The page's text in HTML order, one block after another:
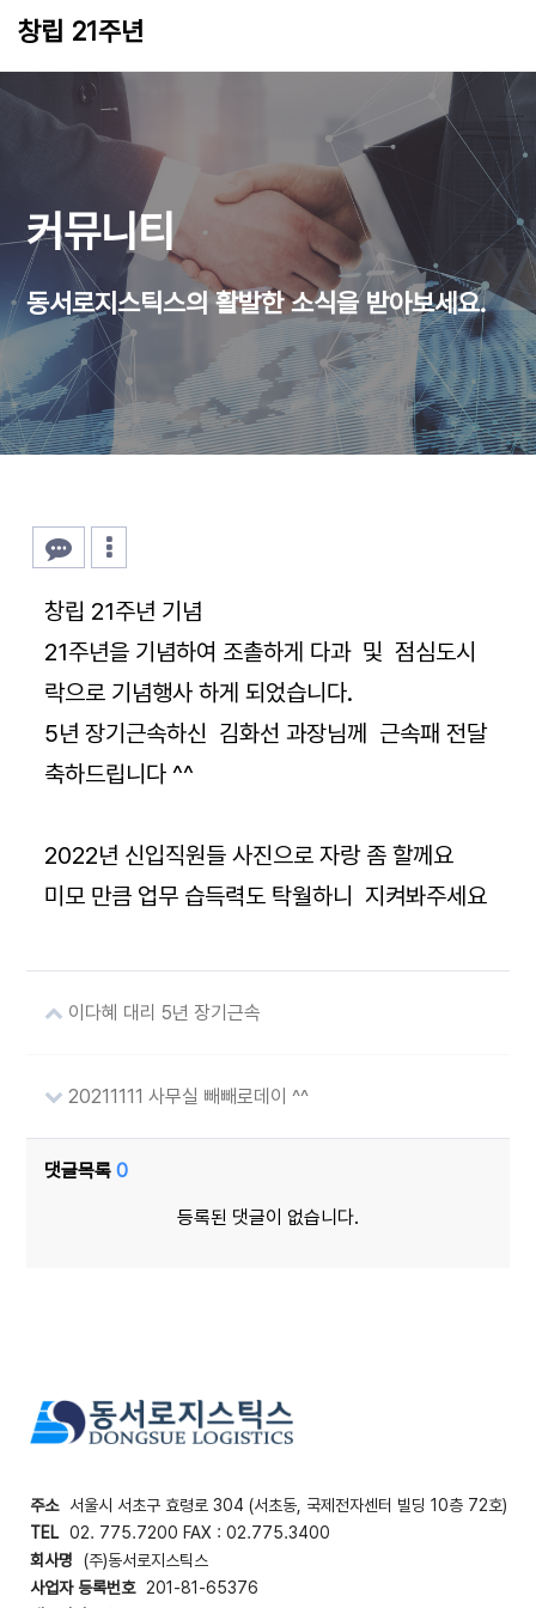
커뮤니티
동서로지스틱스의 활발한 소식을 받아보세요.
창립 21주년
22-05-18 13:25
창립 21주년 기념
21주년을 기념하여 조촐하게 다과 및 점심도시
락으로 기념행사 하게 되었습니다.
5년 장기근속하신 김화선 과장님께 근속패 전달
축하드립니다 ^^
2022년 신입직원들 사진으로 자랑 좀 할께요
미모 만큼 업무 습득력도 탁월하니 지켜봐주세요
이다혜 대리 5년 장기근속
20211111 사무실 빼빼로데이 ^^
댓글목록0
등록된 댓글이 없습니다.
주소 서울시 서초구 효령로 304 (서초동, 국제전자센터 빌딩 10층 72호)
TEL 02. 775.7200 FAX : 02.775.3400
회사명
(주)동서로지스틱스
사업자 등록번호 201-81-65376